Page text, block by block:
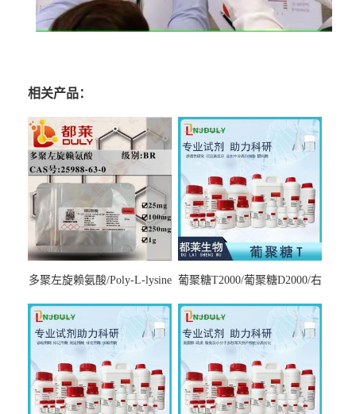
相关产品：
多聚左旋赖氨酸/Poly-L-lysine
7000，分子量7000-15000，分
子量2万～4万，分子量3～7
万，分子量7～15万，分子量
15～30万
葡聚糖T2000/葡聚糖D2000/右